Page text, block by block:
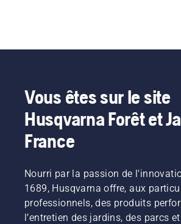
Vous êtes sur le site
Husqvarna Forêt et
France
Nourri par la passion de
1689, Husqvarna offre, aux
professionnels, des produits
l’entretien des jardins, des parcs